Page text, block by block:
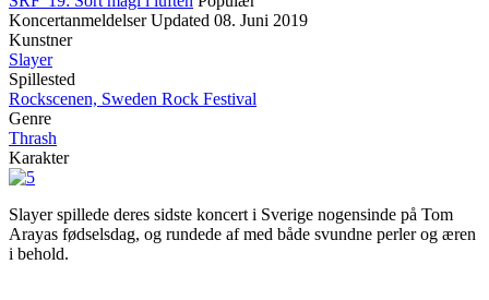
Koncertanmeldelser Updated 08. Juni 2019
Kunstner
Slayer
Spillested
Rockscenen, Sweden Rock Festival
Genre
Thrash
Karakter
Slayer spillede deres sidste koncert i Sverige nogensinde på Tom
Arayas fødselsdag, og rundede af med både svundne perler og æren
i behold.